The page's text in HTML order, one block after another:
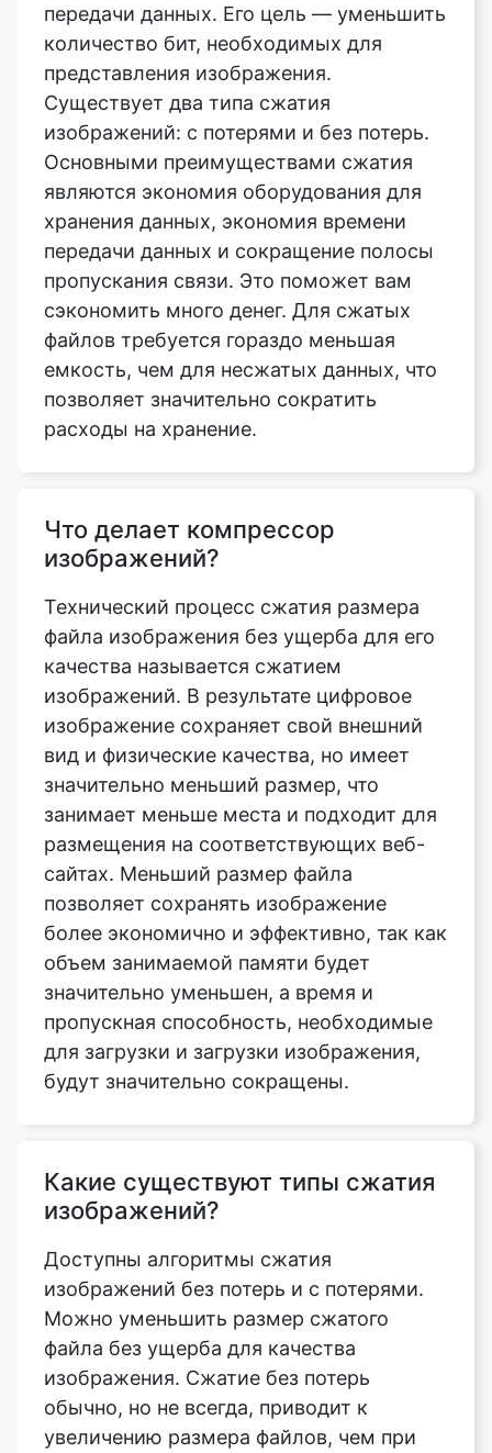
Существует два типа сжатия
изображений: с потерями и без потерь.
Основными преимуществами сжатия
являются экономия оборудования для
хранения данных, экономия времени
передачи данных и сокращение полосы
пропускания связи. Это поможет вам
сэкономить много денег. Для сжатых
файлов требуется гораздо меньшая
емкость, чем для несжатых данных, что
позволяет значительно сократить
расходы на хранение.
Что делает компрессор
Технический процесс сжатия размера
файла изображения без ущерба для его
качества называется сжатием
изображений. В результате цифровое
изображение сохраняет свой внешний
вид и физические качества, но имеет
значительно меньший размер, что
занимает меньше места и подходит для
размещения на соответствующих веб-
сайтах. Меньший размер файла
позволяет сохранять изображение
более экономично и эффективно, так как
объем занимаемой памяти будет
значительно уменьшен, а время и
пропускная способность, необходимые
для загрузки и загрузки изображения,
будут значительно сокращены.
Какие существуют типы сжатия
Доступны алгоритмы сжатия
изображений без потерь и с потерями.
Можно уменьшить размер сжатого
файла без ущерба для качества
изображения. Сжатие без потерь
обычно, но не всегда, приводит к
увеличению размера файлов, чем при
сжатии с потерями. При работе с
изображениями рекомендуется
использовать сжатие без потерь, чтобы